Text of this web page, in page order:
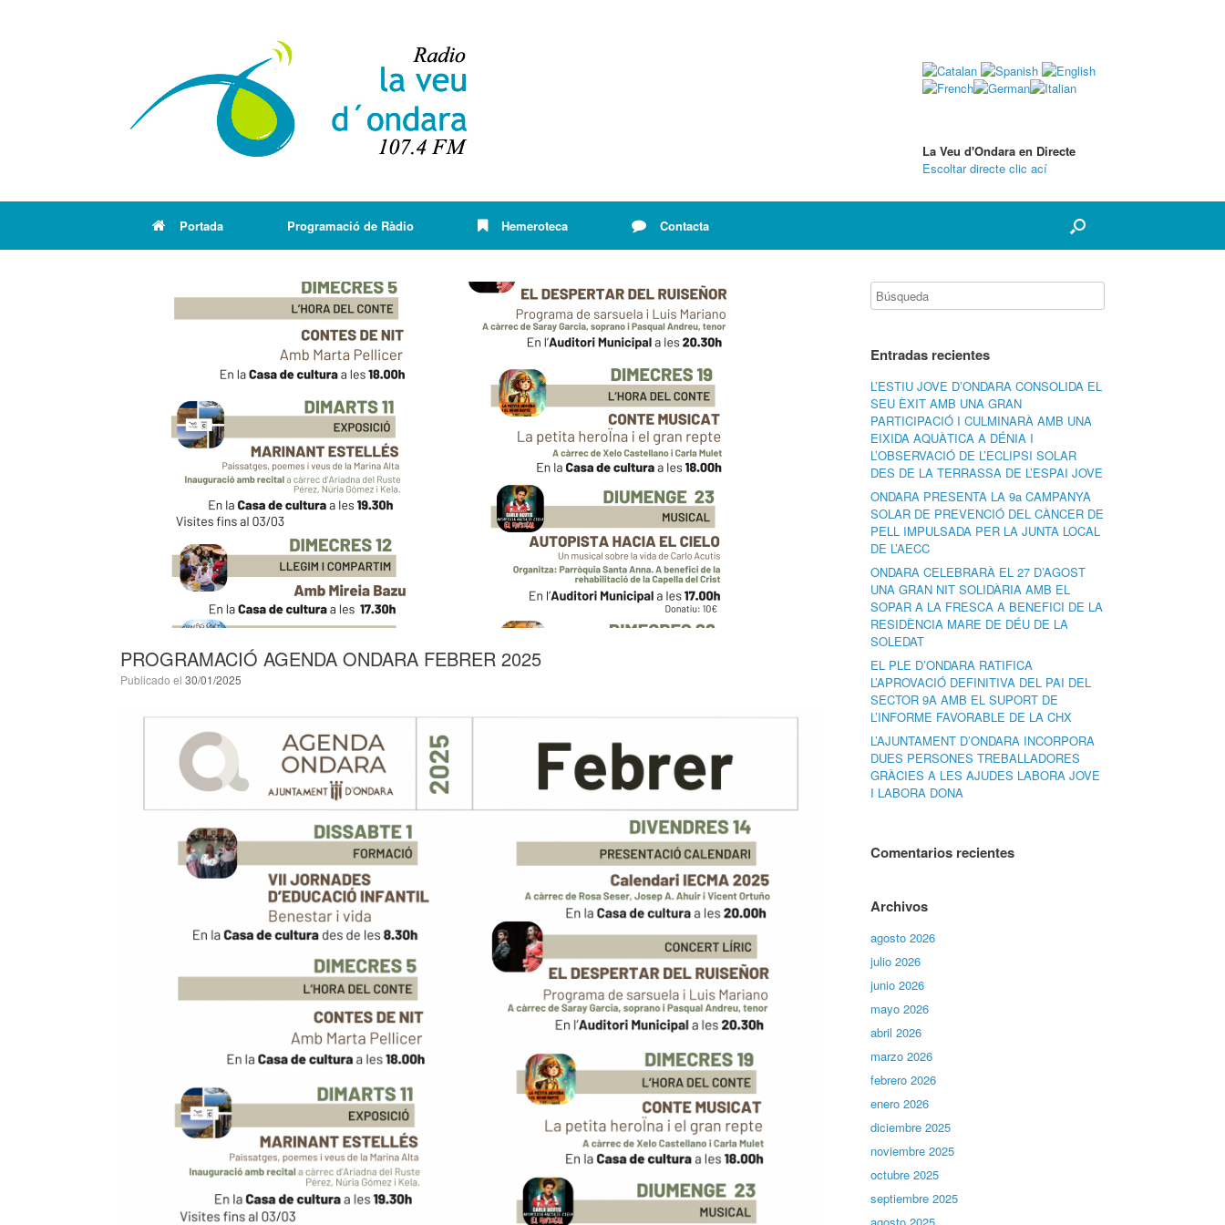
La Veu d'Ondara en Directe
Escoltar directe clic ací
Portada Programació de Ràdio Hemeroteca Contacta
PROGRAMACIÓ AGENDA ONDARA FEBRER 2025
Publicado el 30/01/2025
Entradas recientes
L’ESTIU JOVE D’ONDARA CONSOLIDA EL
SEU ÈXIT AMB UNA GRAN
PARTICIPACIÓ I CULMINARÀ AMB UNA
EIXIDA AQUÀTICA A DÉNIA I
L’OBSERVACIÓ DE L’ECLIPSI SOLAR
DES DE LA TERRASSA DE L’ESPAI JOVE
ONDARA PRESENTA LA 9a CAMPANYA
SOLAR DE PREVENCIÓ DEL CÀNCER DE
PELL IMPULSADA PER LA JUNTA LOCAL
DE L’AECC
ONDARA CELEBRARÀ EL 27 D’AGOST
UNA GRAN NIT SOLIDÀRIA AMB EL
SOPAR A LA FRESCA A BENEFICI DE LA
RESIDÈNCIA MARE DE DÉU DE LA
SOLEDAT
EL PLE D’ONDARA RATIFICA
L’APROVACIÓ DEFINITIVA DEL PAI DEL
SECTOR 9A AMB EL SUPORT DE
L’INFORME FAVORABLE DE LA CHX
L’AJUNTAMENT D’ONDARA INCORPORA
DUES PERSONES TREBALLADORES
GRÀCIES A LES AJUDES LABORA JOVE
I LABORA DONA
Comentarios recientes
Archivos
agosto 2026
julio 2026
junio 2026
mayo 2026
abril 2026
marzo 2026
febrero 2026
enero 2026
diciembre 2025
noviembre 2025
octubre 2025
septiembre 2025